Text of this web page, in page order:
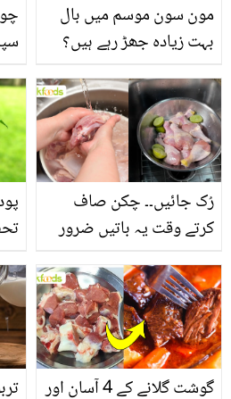
مون سون موسم میں بال
بہت زیادہ جھڑ رہے ہیں؟
بنانے کے چند قدرتی طریقے
رُک جائیں۔۔ چکن صاف
کرتے وقت یہ باتیں ضرور
گوشت گلانے کے 4 آسان اور